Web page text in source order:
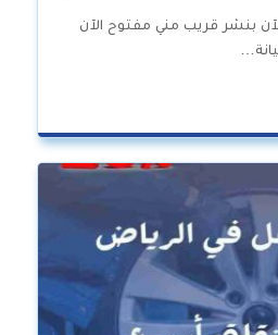
بنشر قريب مني مفتوح الآن